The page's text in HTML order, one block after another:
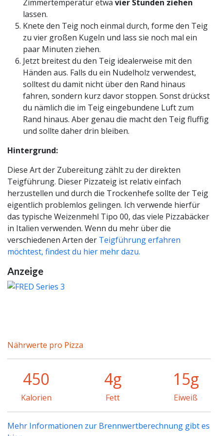
Zimmertemperatur etwa vier Stunden ziehen
lassen.
Knete den Teig noch einmal durch, forme den Teig
zu vier großen Kugeln und lass sie noch mal ein
paar Minuten ziehen.
Jetzt breitest du den Teig idealerweise mit den
Händen aus. Falls du ein Nudelholz verwendest,
solltest du damit nicht über den Rand hinaus
fahren, sondern kurz davor stoppen. Sonst drückst
du nämlich die im Teig eingebundene Luft zum
Rand hinaus. Aber genau die macht den Teig fluffig
und sollte daher drin bleiben.
Hintergrund:
Diese Art der Zubereitung zählt zu der direkten
Teigführung. Dieser Pizzateig ist relativ einfach
herzustellen und durch die Trockenhefe sollte der Teig
eigentlich problemlos gelingen. Ich verwende hierfür
das typische Weizenmehl Tipo 00, das viele Pizzabäcker
in Italien verwenden. Wenn du mehr über die
verschiedenen Arten der Teigführung erfahren
möchtest, findest du hier mehr dazu.
Anzeige
Nährwerte pro Pizza
450 4g 15g
Kalorien Fett Eiweiß
Mehr Informationen zur Brennwertberechnung gibt es